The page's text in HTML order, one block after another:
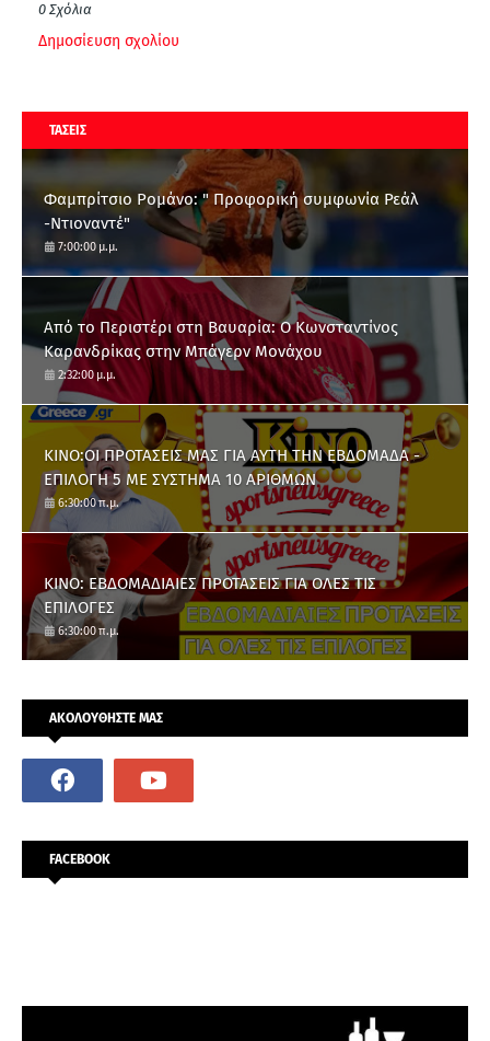
0 Σχόλια
Δημοσίευση σχολίου
ΤΑΣΕΙΣ
Φαμπρίτσιο Ρομάνο: " Προφορική συμφωνία Ρεάλ
-Ντιοναντέ"
7:00:00 μ.μ.
Από το Περιστέρι στη Βαυαρία: O Κωνσταντίνος
Καρανδρίκας στην Μπάγερν Μονάχου
2:32:00 μ.μ.
ΚΙΝΟ:ΟΙ ΠΡΟΤΑΣΕΙΣ ΜΑΣ ΓΙΑ ΑΥΤΗ ΤΗΝ ΕΒΔΟΜΑΔΑ -
ΕΠΙΛΟΓΗ 5 ΜΕ ΣΥΣΤΗΜΑ 10 ΑΡΙΘΜΩΝ
6:30:00 π.μ.
ΚΙΝΟ: ΕΒΔΟΜΑΔΙΑΙΕΣ ΠΡΟΤΑΣΕΙΣ ΓΙΑ ΟΛΕΣ ΤΙΣ
ΕΠΙΛΟΓΕΣ
6:30:00 π.μ.
ΑΚΟΛΟΥΘΗΣΤΕ ΜΑΣ
FACEBOOK